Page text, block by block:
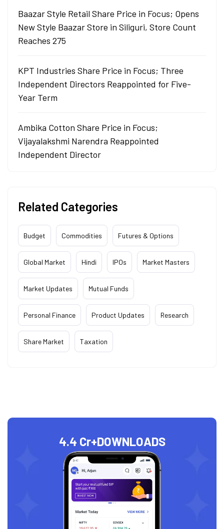
Baazar Style Retail Share Price in Focus; Opens
New Style Baazar Store in Siliguri, Store Count
Reaches 275
KPT Industries Share Price in Focus; Three
Independent Directors Reappointed for Five-
Year Term
Ambika Cotton Share Price in Focus;
Vijayalakshmi Narendra Reappointed
Independent Director
Related Categories
Budget Commodities Futures & Options
Global Market Hindi IPOs Market Masters
Market Updates Mutual Funds
Personal Finance Product Updates Research
Share Market Taxation
4.4 Cr+DOWNLOADS